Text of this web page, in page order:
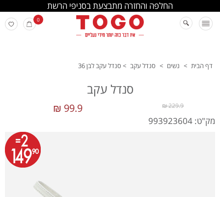
החלפה והחזרה מתבצעת בסניפי הרשת
0
דף הבית > נשים > סנדל עקב > סנדל עקב לבן 36
סנדל עקב
99.9 ₪ 229.9 ₪
מק"ט: 993923604